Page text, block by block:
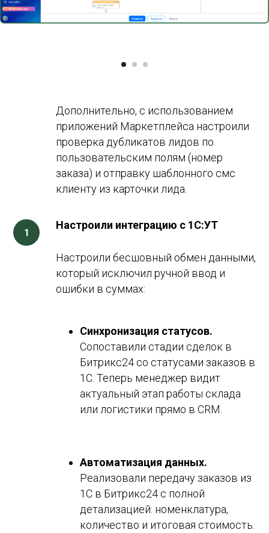
Дополнительно, с использованием
приложений Маркетплейса настроили
проверка дубликатов лидов по
пользовательским полям (номер
заказа) и отправку шаблонного смс
клиенту из карточки лида.
Настроили интеграцию с 1С:УТ
Настроили бесшовный обмен данными,
который исключил ручной ввод и
ошибки в суммах:
Синхронизация статусов.
Сопоставили стадии сделок в
Битрикс24 со статусами заказов в
1С. Теперь менеджер видит
актуальный этап работы склада
или логистики прямо в CRM.
Автоматизация данных.
Реализовали передачу заказов из
1С в Битрикс24 с полной
детализацией: номенклатура,
количество и итоговая стоимость.